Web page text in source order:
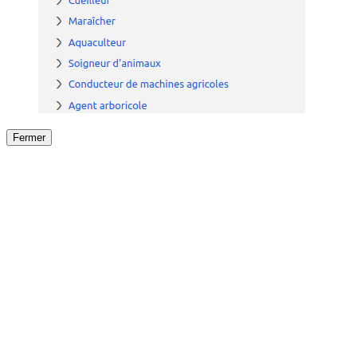
Fermer